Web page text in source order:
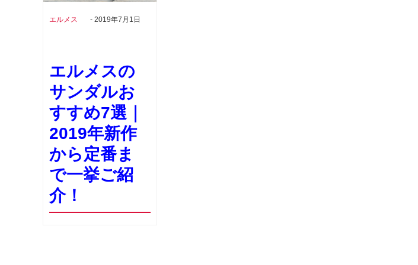
エルメス - 2019年7月1日
エルメスの
サンダルお
すすめ7選｜
2019年新作
から定番ま
で一挙ご紹
介！